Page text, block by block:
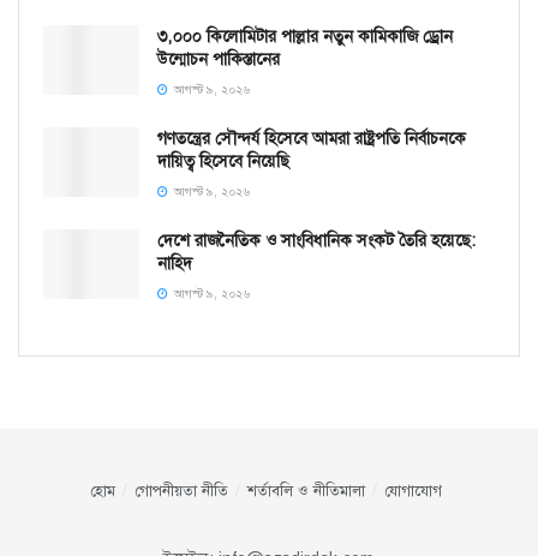
৩,০০০ কিলোমিটার পাল্লার নতুন কামিকাজি ড্রোন
উন্মোচন পাকিস্তানের
আগস্ট ৯, ২০২৬
গণতন্ত্রের সৌন্দর্য হিসেবে আমরা রাষ্ট্রপতি নির্বাচনকে
দায়িত্ব হিসেবে নিয়েছি
আগস্ট ৯, ২০২৬
দেশে রাজনৈতিক ও সাংবিধানিক সংকট তৈরি হয়েছে:
নাহিদ
আগস্ট ৯, ২০২৬
হোম গোপনীয়তা নীতি শর্তাবলি ও নীতিমালা যোগাযোগ